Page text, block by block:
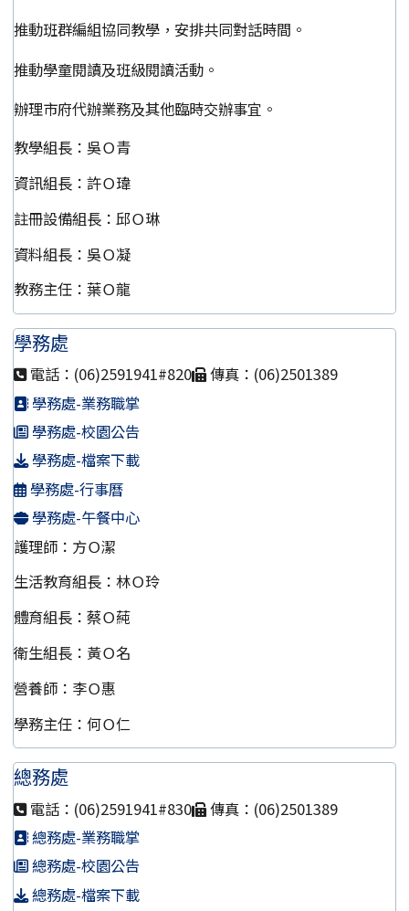
推動班群編組協同教學，安排共同對話時間。
推動學童閱讀及班級閱讀活動。
辦理市府代辦業務及其他臨時交辦事宜。
教學組長：吳Ｏ青
資訊組長：許Ｏ瑋
註冊設備組長：邱Ｏ琳
資料組長：吳Ｏ凝
教務主任：葉Ｏ龍
學務處
電話：(06)2591941#820
傳真：(06)2501389
學務處-業務職掌
學務處-校園公告
學務處-檔案下載
學務處-行事曆
學務處-午餐中心
護理師：方Ｏ潔
生活教育組長：林Ｏ玲
體育組長：蔡Ｏ蒓
衛生組長：黃Ｏ名
營養師：李Ｏ惠
學務主任：何Ｏ仁
總務處
電話：(06)2591941#830
傳真：(06)2501389
總務處-業務職掌
總務處-校園公告
總務處-檔案下載